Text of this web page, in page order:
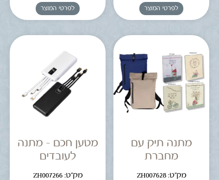
לפרטי המוצר לפרטי המוצר
מתנה תיק עם
מחברת
מק"ט: ZH007628
מטען חכם – מתנה
לעובדים
מק"ט: ZH007266